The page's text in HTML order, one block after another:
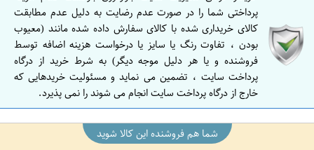
ا
ص
ف
ه
ا
ن
پرداختی شما را در صورت عدم رضایت به دلیل عدم مطابقت
کالای خریداری شده با کالای سفارش داده شده مانند (معیوب
بودن ، تفاوت رنگ یا سایز یا درخواست هزینه اضافه توسط
فروشنده و یا هر دلیل موجه دیگر) به شرط خرید از درگاه
پرداخت سایت ، تضمین می نماید و مسئولیت خریدهایی که
خارج از درگاه پرداخت سایت انجام می شوند را نمی پذیرد.
شما هم فروشنده این کالا شوید